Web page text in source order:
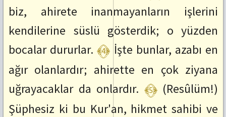
Sayfaya
Git
:
Sonraki
Git
ctrl+SağOk
Ayete
biz, ahirete inanmayanların işlerini
kendilerine süslü gösterdik; o yüzden
bocalar dururlar. ﴾4﴿ İşte bunlar, azabı en
ağır olanlardır; ahirette en çok ziyana
uğrayacaklar da onlardır. ﴾5﴿ (Resûlüm!)
Şüphesiz ki bu Kur'an, hikmet sahibi ve